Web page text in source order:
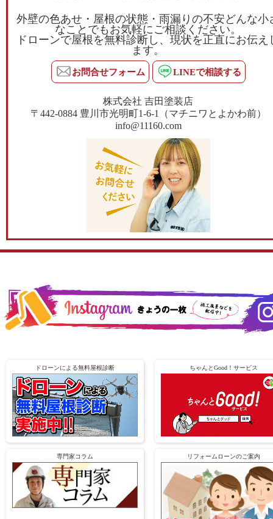
外壁の色あせ・屋根の状態・雨漏りの不安どんな小
なことでもお気軽にご相談ください。
ドローンで屋根を無料診断し、現状を正直にお伝え
ます。
お問合せフォーム LINEで相談する
株式会社 吉田塗装店
〒442-0884 豊川市光明町1-6-1（マチニワとよかわ前）
info@11160.com
ドローンによる無料屋根診断 ちゃんとGood！サービス
専門家コラム リフォームローンのご案内